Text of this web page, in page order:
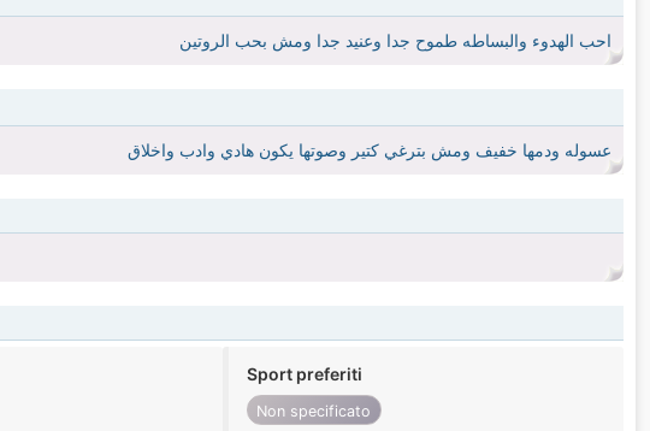
احب الهدوء والبساطه طموح جدا وعنيد جدا ومش بحب الروتين
عسوله ودمها خفيف ومش بترغي كتير وصوتها يكون هادي وادب واخلاق
Sport preferiti
Non specificato